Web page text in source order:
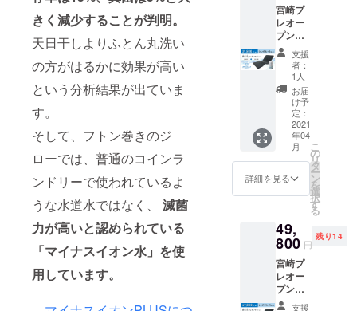
きく減少することが判明。
天日干しよりふとん丸洗い
の方がはるかに効果が高い
という分析結果が出ていま
す。
そして、フトン巻きのジ
ローでは、普通のコインラ
ンドリーで使われているよ
うな水道水ではなく、 滅菌
力が高いと認められている
「マイナスイオン水」を使
用しています。
宮崎プ
レオー
プン参
加 宮崎
店プリ
ペイド
カード
2,000円
(2,100
円分）
「アラ
エルー
ノ」シ
ングル
サイズ
のセッ
ターン
価格は
消費税
込みの
金額で
す。 ※
送料は
支援
者：
1人
お届
け予
定：
2021
年04
月
詳細を見る
こ
の
リ
タ
ー
ン
を
選
択
す
る
49,
800 円
残り14
宮崎プ
レオー
プン参
加 宮崎
支援